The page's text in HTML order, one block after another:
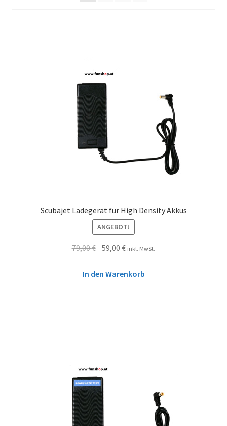
Scubajet Ladegerät für High Density Akkus
ANGEBOT!
79,00€ 59,00€ inkl. MwSt.
In den Warenkorb